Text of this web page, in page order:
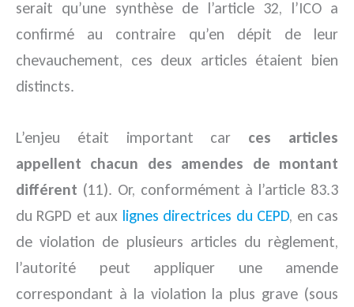
serait qu’une synthèse de l’article 32, l’ICO a
confirmé au contraire qu’en dépit de leur
chevauchement, ces deux articles étaient bien
distincts.
L’enjeu était important car ces articles
appellent chacun des amendes de montant
différent (11). Or, conformément à l’article 83.3
du RGPD et aux lignes directrices du CEPD, en cas
de violation de plusieurs articles du règlement,
l’autorité peut appliquer une amende
correspondant à la violation la plus grave (sous